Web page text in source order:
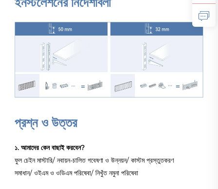
প্রশ্ন ও উত্তর
১. আমাদের কেন বাছাই করবেন?
ফুল চেইন মাস্টারি/ নবায়ন-চালিত গবেষণা ও উন্নয়ন/ কাস্টম প্রস্তুতকরণ
সমাধান/ ওইএম ও ওডিএম পরিষেবা/ নিখুঁত নমুনা পরিষেবা